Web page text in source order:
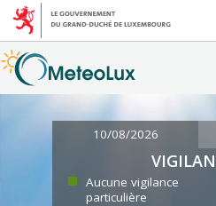
10/08/2026
Aucune vigilance
particulière